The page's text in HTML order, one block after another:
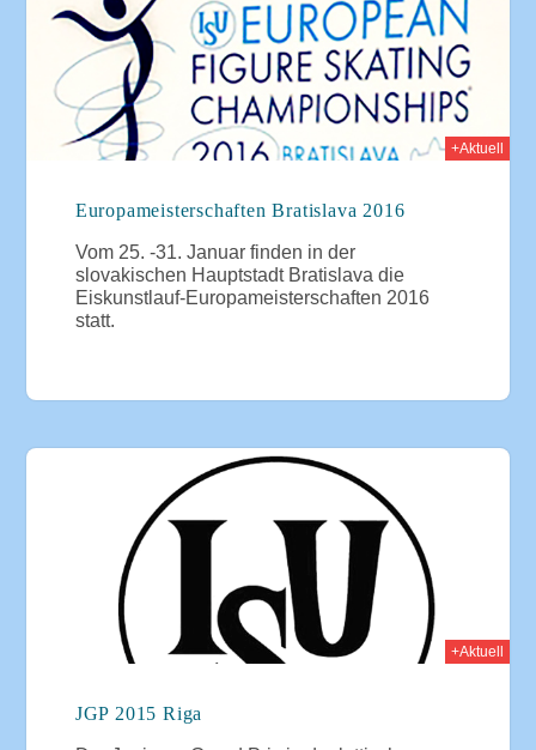
+Aktuell
Europameisterschaften Bratislava 2016
Vom 25. -31. Januar finden in der
slovakischen Hauptstadt Bratislava die
Eiskunstlauf-Europameisterschaften 2016
statt.
+Aktuell
JGP 2015 Riga